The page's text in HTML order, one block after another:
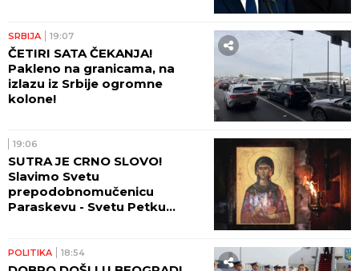
SRBIJA 19:07
ČETIRI SATA ČEKANJA!
Pakleno na granicama, na
izlazu iz Srbije ogromne
kolone!
19:06
SUTRA JE CRNO SLOVO!
Slavimo Svetu
prepodobnomučenicu
Paraskevu - Svetu Petku
POLITIKA 18:54